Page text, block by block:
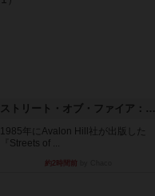
ストリート・オブ・ファイア：ASLデラックスモジュール1
1985年にAvalon Hill社が出版した
『Streets of ...
約2時間前